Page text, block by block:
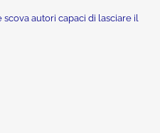
autori capaci di lasciare il